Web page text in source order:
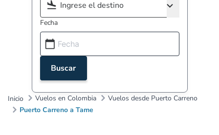
Fecha
Buscar
Inicio Vuelos en Colombia
Vuelos desde Puerto Carreno
Puerto Carreno a Tame